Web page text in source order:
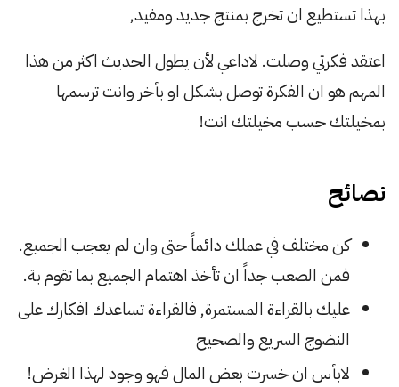
بهذا تستطيع ان تخرج بمنتج جديد ومفيد,
اعتقد فكرتي وصلت. لاداعي لأن يطول الحديث اكثر من هذا
المهم هو ان الفكرة توصل بشكل او بأخر وانت ترسمها
بمخيلتك حسب مخيلتك انت!
نصائح
كن مختلف في عملك دائماً حتى وان لم يعجب الجميع.
فمن الصعب جداً ان تأخذ اهتمام الجميع بما تقوم بة.
عليك بالقراءة المستمرة, فالقراءة تساعدك افكارك على
النضوج السريع والصحيح
لابأس ان خسرت بعض المال فهو وجود لهذا الغرض!